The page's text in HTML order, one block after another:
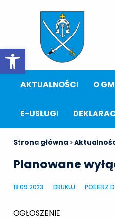
Otwórz pasek narzędzi
AKTUALNOŚCI O
E-USŁUGI
Strona główna >
Planowane
18.09.2023 DRUKUJ POBIERZ
OGŁOSZENIE